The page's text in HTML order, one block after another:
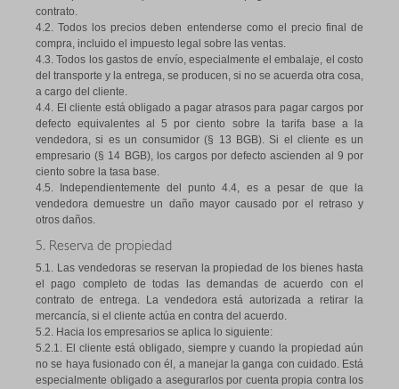
contrato.
4.2. Todos los precios deben entenderse como el precio final de
compra, incluido el impuesto legal sobre las ventas.
4.3. Todos los gastos de envío, especialmente el embalaje, el costo
del transporte y la entrega, se producen, si no se acuerda otra cosa,
a cargo del cliente.
4.4. El cliente está obligado a pagar atrasos para pagar cargos por
defecto equivalentes al 5 por ciento sobre la tarifa base a la
vendedora, si es un consumidor (§ 13 BGB). Si el cliente es un
empresario (§ 14 BGB), los cargos por defecto ascienden al 9 por
ciento sobre la tasa base.
4.5. Independientemente del punto 4.4, es a pesar de que la
vendedora demuestre un daño mayor causado por el retraso y
otros daños.
5. Reserva de propiedad
5.1. Las vendedoras se reservan la propiedad de los bienes hasta
el pago completo de todas las demandas de acuerdo con el
contrato de entrega. La vendedora está autorizada a retirar la
mercancía, si el cliente actúa en contra del acuerdo.
5.2. Hacia los empresarios se aplica lo siguiente:
5.2.1. El cliente está obligado, siempre y cuando la propiedad aún
no se haya fusionado con él, a manejar la ganga con cuidado. Está
especialmente obligado a asegurarlos por cuenta propia contra los